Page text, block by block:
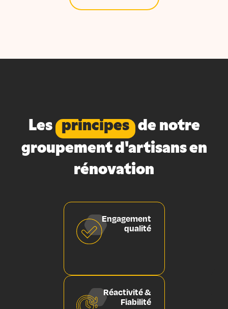
Les principes de notre
groupement d'artisans en
rénovation
Engagement
qualité
Réactivité &
Fiabilité